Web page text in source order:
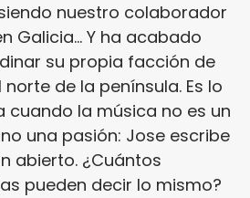
nuestro colaborador
Galicia... Y ha acabado
su propia facción de
norte de la península. Es lo
cuando la música no es un
una pasión: Jose escribe
abierto. ¿Cuántos
pueden decir lo mismo?